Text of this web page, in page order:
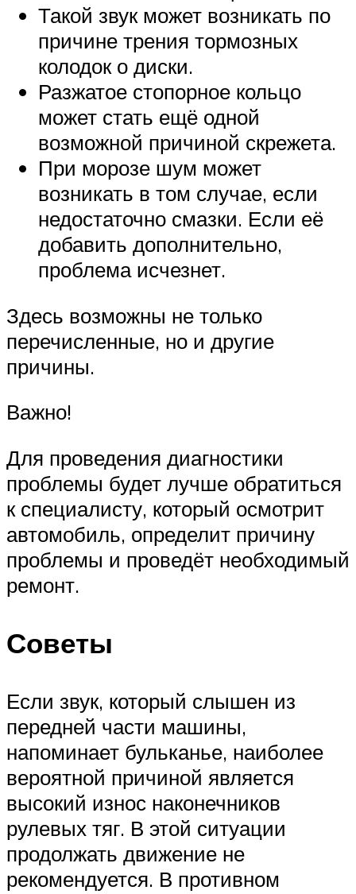
Такой звук может возникать по
причине трения тормозных
колодок о диски.
Разжатое стопорное кольцо
может стать ещё одной
возможной причиной скрежета.
При морозе шум может
возникать в том случае, если
недостаточно смазки. Если её
добавить дополнительно,
проблема исчезнет.
Здесь возможны не только
перечисленные, но и другие
причины.
Важно!
Для проведения диагностики
проблемы будет лучше обратиться
к специалисту, который осмотрит
автомобиль, определит причину
проблемы и проведёт необходимый
ремонт.
Советы
Если звук, который слышен из
передней части машины,
напоминает бульканье, наиболее
вероятной причиной является
высокий износ наконечников
рулевых тяг. В этой ситуации
продолжать движение не
рекомендуется. В противном